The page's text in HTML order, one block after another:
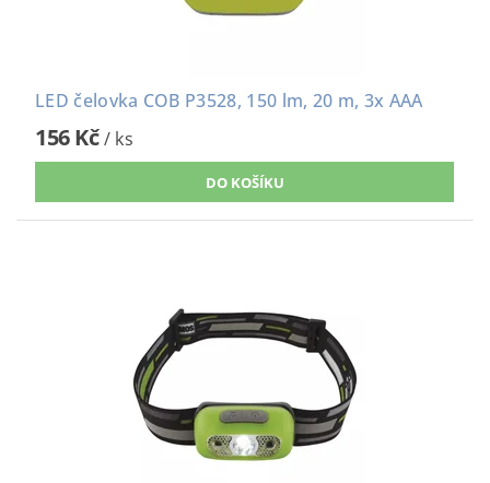
LED čelovka COB P3528, 150 lm, 20 m, 3x AAA
156 Kč/ ks